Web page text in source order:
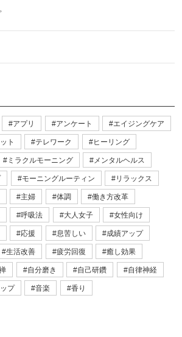
アプリ アンケート エイジングケア
ト テレワーク ヒーリング
ミラクルモーニング メンタルヘルス
モーニングルーティン リラックス
主婦 体調 働き方改革
呼吸法 大人女子 女性向け
応援 息苦しい 成績アップ
生活改善 疲労回復 癒し効果
自分磨き 自己研鑽 自律神経
プ 音楽 香り